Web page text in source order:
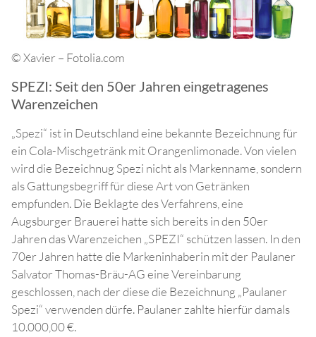
© Xavier – Fotolia.com
SPEZI: Seit den 50er Jahren eingetragenes
Warenzeichen
„Spezi“ ist in Deutschland eine bekannte Bezeichnung für
ein Cola-Mischgetränk mit Orangenlimonade. Von vielen
wird die Bezeichnug Spezi nicht als Markenname, sondern
als Gattungsbegriff für diese Art von Getränken
empfunden. Die Beklagte des Verfahrens, eine
Augsburger Brauerei hatte sich bereits in den 50er
Jahren das Warenzeichen „SPEZI“ schützen lassen. In den
70er Jahren hatte die Markeninhaberin mit der Paulaner
Salvator Thomas-Bräu-AG eine Vereinbarung
geschlossen, nach der diese die Bezeichnung „Paulaner
Spezi“ verwenden dürfe. Paulaner zahlte hierfür damals
10.000,00 €.